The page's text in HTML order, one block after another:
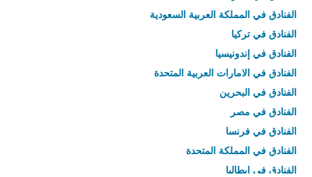
الفنادق في المملكة العربية السعودية
الفنادق في تركيا
الفنادق في إندونيسيا
الفنادق في الامارات العربية المتحدة
الفنادق في البحرين
الفنادق في مصر
الفنادق في فرنسا
الفنادق في المملكة المتحدة
الفنادق في إيطاليا